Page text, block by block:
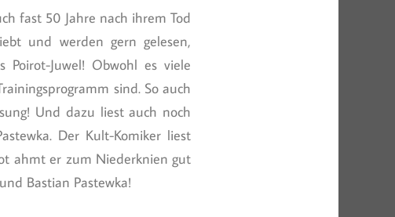
fast 50 Jahre nach ihrem Tod
und werden gern gelesen,
Poirot-Juwel! Obwohl es viele
sind. So auch
Und dazu liest auch noch
Der Kult-Komiker liest
ahmt er zum Niederknien gut
Bastian Pastewka!